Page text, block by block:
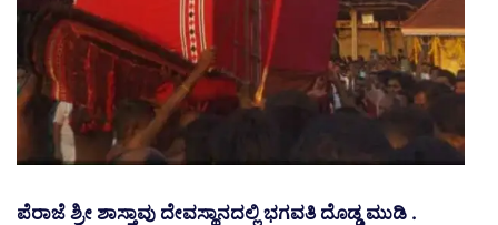
ಪೆರಾಜೆ ಶ್ರೀ ಶಾಸ್ತಾವು ದೇವಸ್ಥಾನದಲ್ಲಿ ಭಗವತಿ ದೊಡ್ಡ ಮುಡಿ .